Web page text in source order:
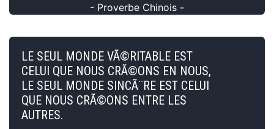
- Proverbe Chinois -
LE SEUL MONDE VÃ©RITABLE EST
CELUI QUE NOUS CRÃ©ONS EN NOUS,
LE SEUL MONDE SINCÃ¨RE EST CELUI
QUE NOUS CRÃ©ONS ENTRE LES
AUTRES.